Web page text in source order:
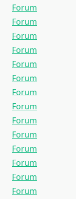
Forum
Forum
Forum
Forum
Forum
Forum
Forum
Forum
Forum
Forum
Forum
Forum
Forum
Forum